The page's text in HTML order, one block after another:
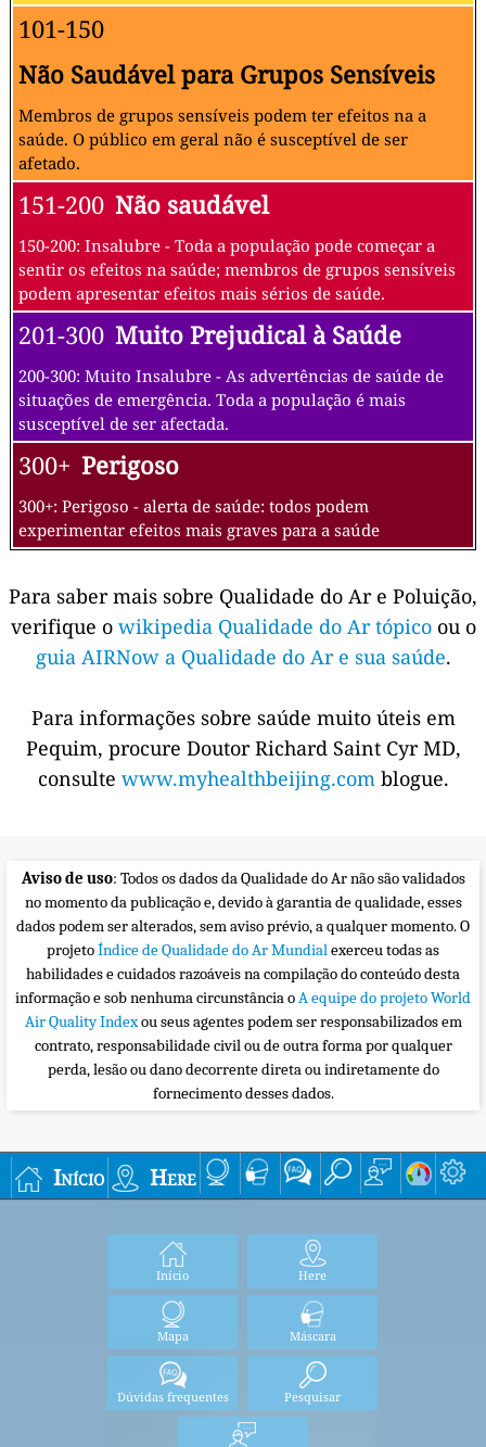
101-150
Não Saudável para Grupos Sensíveis
Membros de grupos sensíveis podem ter efeitos na a
saúde. O público em geral não é susceptível de ser
afetado.
151-200 Não saudável
150-200: Insalubre - Toda a população pode começar a
sentir os efeitos na saúde; membros de grupos sensíveis
podem apresentar efeitos mais sérios de saúde.
201-300 Muito Prejudical à Saúde
200-300: Muito Insalubre - As advertências de saúde de
situações de emergência. Toda a população é mais
susceptível de ser afectada.
300+ Perigoso
300+: Perigoso - alerta de saúde: todos podem
experimentar efeitos mais graves para a saúde
Para saber mais sobre Qualidade do Ar e Poluição,
verifique o wikipedia Qualidade do Ar tópico ou o
guia AIRNow a Qualidade do Ar e sua saúde.
Para informações sobre saúde muito úteis em
Pequim, procure Doutor Richard Saint Cyr MD,
consulte www.myhealthbeijing.com blogue.
Aviso de uso: Todos os dados da Qualidade do Ar não são validados
no momento da publicação e, devido à garantia de qualidade, esses
dados podem ser alterados, sem aviso prévio, a qualquer momento. O
projetoÍndice de Qualidade do Ar Mundialexerceu todas as
habilidades e cuidados razoáveis na compilação do conteúdo desta
informação e sob nenhuma circunstância oA equipe do projeto World
Air Quality Indexou seus agentes podem ser responsabilizados em
contrato, responsabilidade civil ou de outra forma por qualquer
perda, lesão ou dano decorrente direta ou indiretamente do
fornecimento desses dados.
Início Here
Início Here
Mapa Máscara
Dúvidas frequentes Pesquisar